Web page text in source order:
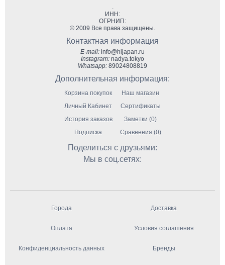
.
ИНН:
ОГРНИП:
© 2009 Все права защищены.
Контактная информация
E-mail: info@hijapan.ru
Instagram: nadya.tokyo
Whatsapp: 89024808819
Дополнительная информация:
Корзина покупок
Личный Кабинет
История заказов
Подписка
Наш магазин
Сертификаты
Заметки (0)
Сравнения (0)
Поделиться с друзьями:
Мы в соц.сетях:
Города Доставка
Оплата Условия соглашения
Конфиденциальность данных Бренды